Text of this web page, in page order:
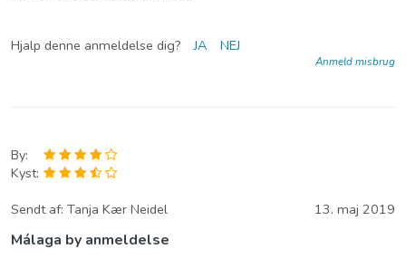
Hjalp denne anmeldelse dig? JA NEJ
Anmeld misbrug
By:
Kyst:
Sendt af: Tanja Kær Neidel 13. maj 2019
Málaga by anmeldelse